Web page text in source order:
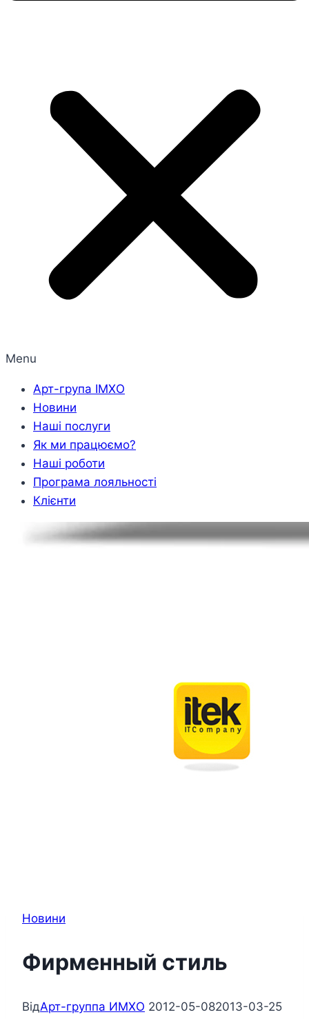
Menu
Арт-група ІМХО
Новини
Наші послуги
Як ми працюємо?
Наші роботи
Програма лояльності
Клієнти
Новини
Фирменный стиль
ВідАрт-группа ИМХО 2012-05-082013-03-25